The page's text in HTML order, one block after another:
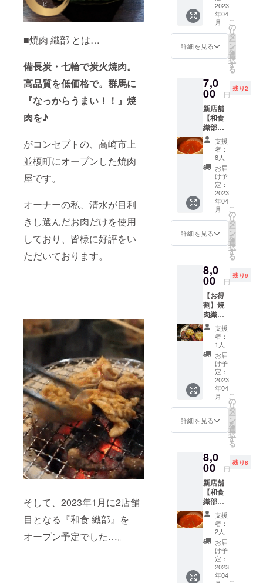
■焼肉 織部 とは…
備長炭・七輪で炭火焼肉。
高品質を低価格で。群馬に
『なっからうまい！！』焼
肉を♪
がコンセプトの、高崎市上
並榎町にオープンした焼肉
屋です。
オーナーの私、清水が目利
きし選んだお肉だけを使用
しており、皆様に好評をい
ただいております。
そして、2023年1月に2店舗
目となる『和食 織部』を
オープン予定でした…。
を送付
させて
いただ
す。
利用の
際は券
面金額
以上の
お食事
¥6000
に！！
かなり
お得な
コース
ファン
ディン
グでお
店が良
いス
タート
が切れ
るよう
に 大奮
発させ
ていた
だいた
特別な
コース
です。
ぜひ、
『美味
しくだ
さい。
※支援時
にメー
ルアド
レスを
ご入力
くださ
い。 ご
教示い
ただい
たアド
レスへ
招待券
を送付
いただ
きま
に招待
券をご
掲示願
いま
す。 ※
ご来店
日時は
要予約
でお願
いしま
す。
【竹
コース
早い者
勝ち/限
定先着
10名様
【内
容】 1
枚
ffの券が
10枚綴
りに
なって
¥10000
→¥700
0の
30%off
に！！
【条
件】 ・
ご利用
可能期
間は発
行日か
ら6ヶ月
・期限
は無効
となり
ます ・
1度のお
食事に
おひと
り様1枚
利用可
能 ・お
つりは
出ませ
ん。ご
利用の
際は券
面金額
以上の
お食事
2023
年04
月
詳細を見る
こ
の
リ
タ
ー
ン
を
選
択
す
る
7,0
00 円
残り2
新店舗
【和食
織部の
特別
コース
松】へ
ご招待♪
早得割
リター
ンで
す。 限
定先着
10名様
【内
容】 新
店舗
織部の
特別
コース
松】へ
ご招待♪
の早得
割。 通
¥10000
のコー
スが →
¥7000
に！！
30%引
きでか
なりお
得な
スをさ
らにグ
レード
アップ
した
コース
になり
ます！
※支援時
にメー
ルアド
レスを
ご入力
くださ
支援
者：
8人
お届
け予
定：
2023
年04
月
詳細を見る
こ
の
リ
タ
ー
ン
を
選
択
す
る
8,0
00 円
残り9
【お得
割】焼
肉織部
で使え
る
¥1000o
ffチケッ
ト10枚
綴り券
早い者
勝ち/限
定先着
10名様
【内
容】 1
枚
ffの券が
10枚綴
りに
なって
¥10000
→¥800
0の
20%off
に！！
【条
件】 ・
ご利用
可能期
間は発
支援
者：
1人
お届
け予
定：
2023
年04
月
詳細を見る
こ
の
リ
タ
ー
ン
を
選
択
す
る
8,0
00 円
残り8
新店舗
【和食
織部の
特別
コース
松】へ
ご招待♪
早割リ
ターン
です。
限定先
支援
者：
2人
お届
け予
定：
2023
年04